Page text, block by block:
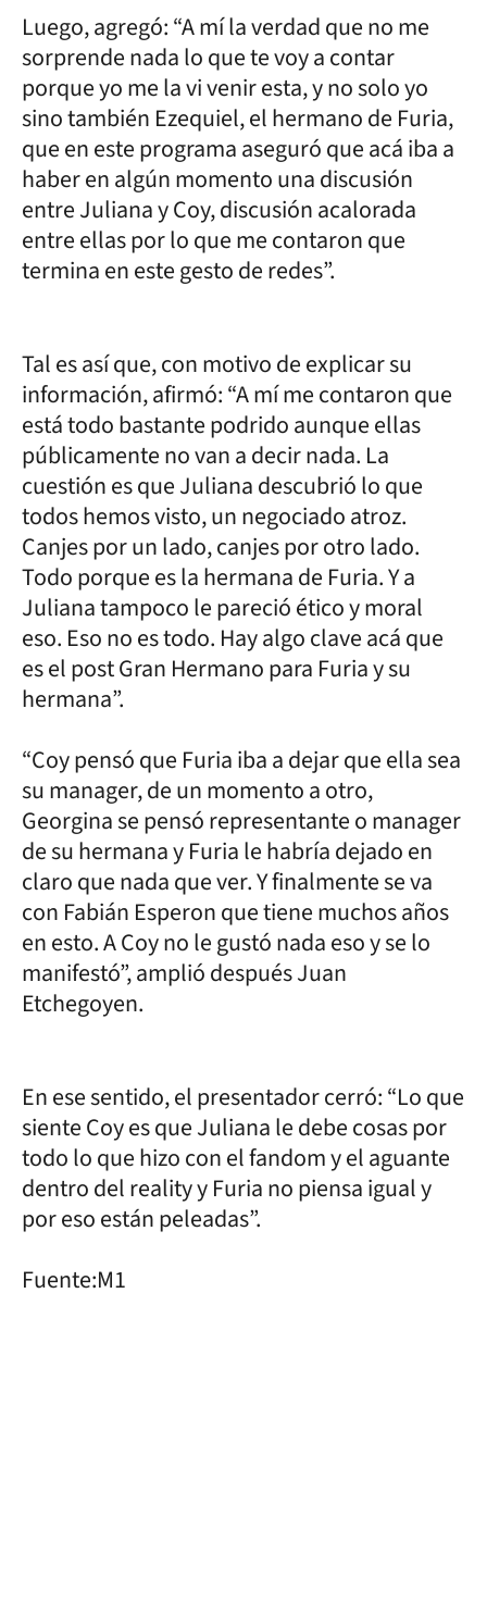
Luego, agregó: “A mí la verdad que no me
sorprende nada lo que te voy a contar
porque yo me la vi venir esta, y no solo yo
sino también Ezequiel, el hermano de Furia,
que en este programa aseguró que acá iba a
haber en algún momento una discusión
entre Juliana y Coy, discusión acalorada
entre ellas por lo que me contaron que
termina en este gesto de redes”.
Tal es así que, con motivo de explicar su
información, afirmó: “A mí me contaron que
está todo bastante podrido aunque ellas
públicamente no van a decir nada. La
cuestión es que Juliana descubrió lo que
todos hemos visto, un negociado atroz.
Canjes por un lado, canjes por otro lado.
Todo porque es la hermana de Furia. Y a
Juliana tampoco le pareció ético y moral
eso. Eso no es todo. Hay algo clave acá que
es el post Gran Hermano para Furia y su
hermana”.
“Coy pensó que Furia iba a dejar que ella sea
su manager, de un momento a otro,
Georgina se pensó representante o manager
de su hermana y Furia le habría dejado en
claro que nada que ver. Y finalmente se va
con Fabián Esperon que tiene muchos años
en esto. A Coy no le gustó nada eso y se lo
manifestó”, amplió después Juan
Etchegoyen.
En ese sentido, el presentador cerró: “Lo que
siente Coy es que Juliana le debe cosas por
todo lo que hizo con el fandom y el aguante
dentro del reality y Furia no piensa igual y
por eso están peleadas”.
Fuente:M1